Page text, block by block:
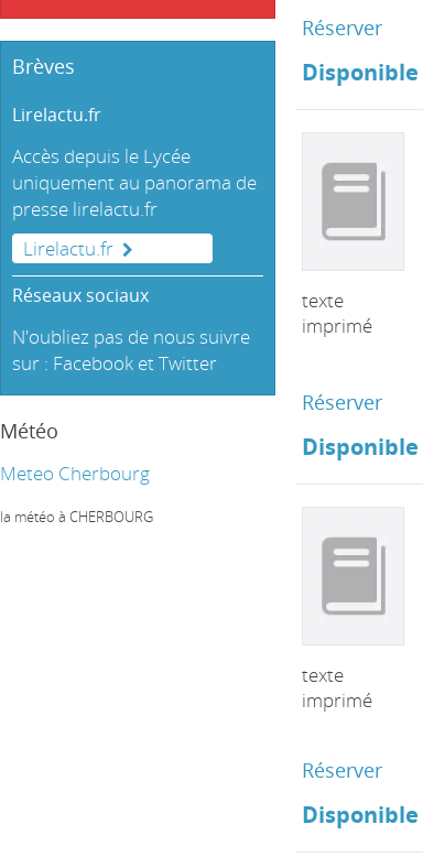
Réserver
Disponible
texte
imprimé
Réserver
Disponible
texte
imprimé
Réserver
Disponible
Brèves
Lirelactu.fr
Accès depuis le Lycée
uniquement au panorama de
presse lirelactu.fr
Lirelactu.fr
Réseaux sociaux
N'oubliez pas de nous suivre
sur : Facebook etTwitter
Météo
Meteo Cherbourg
la météo à CHERBOURG